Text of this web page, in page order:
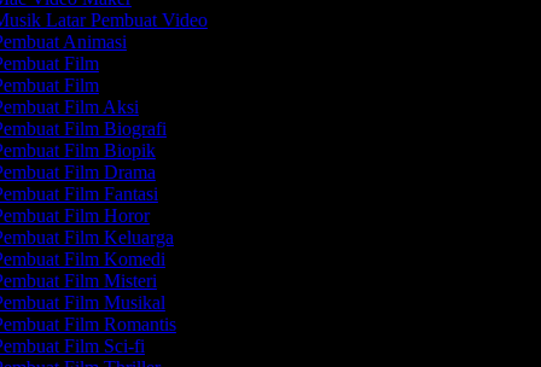
Latar Pembuat Video
Animasi
Film
Film
Film Aksi
Film Biografi
Film Biopik
Film Drama
Film Fantasi
Film Horor
Film Keluarga
Film Komedi
Film Misteri
Film Musikal
Film Romantis
Film Sci-fi